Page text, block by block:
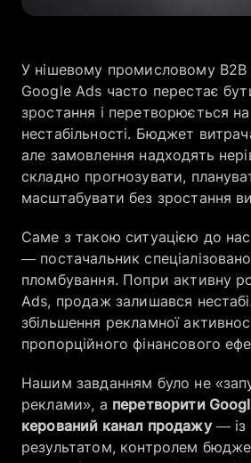
Кар’єра
У нішевому промисловому
Google Ads часто перестає
зростання і перетворюється
нестабільності. Бюджет
але замовлення надходять
складно прогнозувати,
масштабувати без зростання
Саме з такою ситуацією до
— постачальник
пломбування. Попри активну
Ads, продаж залишався
збільшення рекламної
пропорційного фінансового
Нашим завданням було не
реклами», а перетворити
керований канал продажу— із
результатом, контролем